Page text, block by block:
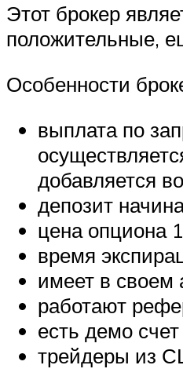
Этот брокер
положительные,
Особенности
выплата по
добавляется
депозит
цена опциона
время
имеет в своем
работают
есть демо счет
трейдеры из